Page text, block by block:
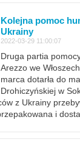
Kolejna pomoc
Ukrainy
2022-03-29 11:00:07
Druga partia
Arezzo we
marca dotarła do
Drohiczyńskiej w
z Ukrainy
i